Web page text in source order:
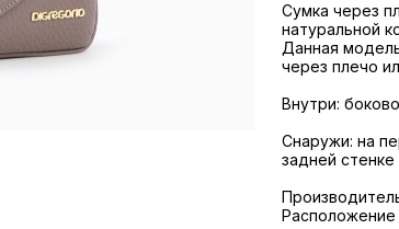
Cумка через
натуральной
Данная
через плечо
Внутри:
Снаружи: на
задней
Расположение